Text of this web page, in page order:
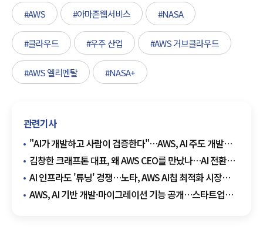
#AWS #아마존웹서비스 #NASA
#클라우드 #우주 산업 #AWS 거브클라우드
#AWS 엘리멘탈 #NASA+
관련기사
"AI가 개발하고 사람이 검증한다"…AWS, AI 주도 개발
방법론 공개
김창한 크래프톤 대표, 왜 AWS CEO를 만났나…AI 전환의
마지막은 '클라우드'
AI 인프라도 '튜닝' 경쟁…노타, AWS AI칩 최적화 시장
진출
AWS, AI 기반 개발·마이그레이션 기능 공개…스타트업